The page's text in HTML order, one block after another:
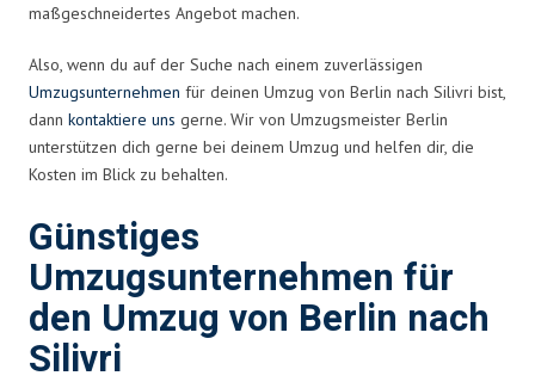
maßgeschneidertes Angebot machen.
Also, wenn du auf der Suche nach einem zuverlässigen
Umzugsunternehmen für deinen Umzug von Berlin nach Silivri bist,
dann kontaktiere uns gerne. Wir von Umzugsmeister Berlin
unterstützen dich gerne bei deinem Umzug und helfen dir, die
Kosten im Blick zu behalten.
Günstiges
Umzugsunternehmen für
den Umzug von Berlin nach
Silivri